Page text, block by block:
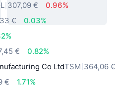
307,09 €
0.96%
€
0.03%
€
0.82%
Co LtdTSM 364,06
€
1.71%